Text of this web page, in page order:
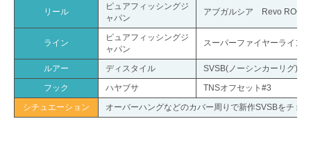
リール
ピュアフィッシングジ
ャパン
アブガルシア Revo
ライン
ピュアフィッシングジ
ャパン
スーパーファイヤーライン
ルアー ディスタイル
SVSB(ノーシンカーリグ)
フック
ハヤブサ
TNSオフセット#3
シチュエーション
オーバーハングなどのカバー周りで新作SVSBをチョ